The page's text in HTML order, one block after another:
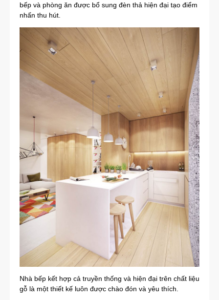
bếp và phòng ăn được bổ sung đèn thả hiện đại tạo điểm
nhấn thu hút.
Nhà bếp kết hợp cả truyền thống và hiện đại trên chất liệu
gỗ là một thiết kế luôn được chào đón và yêu thích.